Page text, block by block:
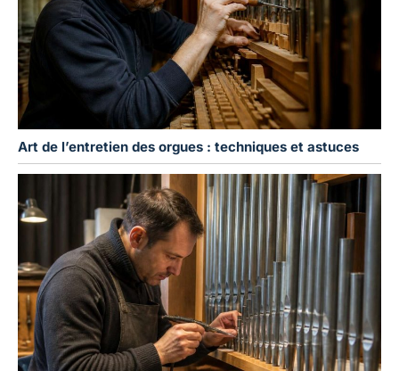
Art de l’entretien des orgues : techniques et astuces